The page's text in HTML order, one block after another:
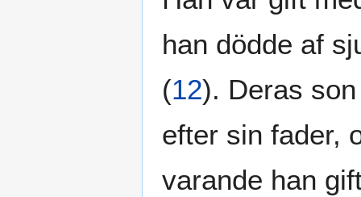
han dödde af
(12). Deras
efter sin fader,
varande han